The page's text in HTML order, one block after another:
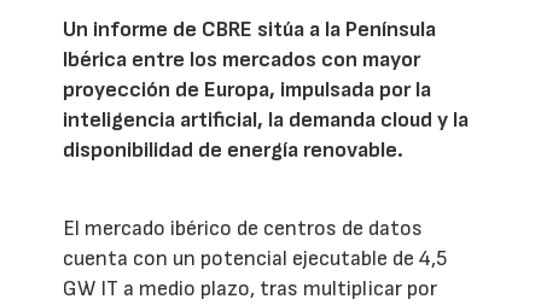
Un informe de CBRE sitúa a la Península
Ibérica entre los mercados con mayor
proyección de Europa, impulsada por la
inteligencia artificial, la demanda cloud y la
disponibilidad de energía renovable.
El mercado ibérico de centros de datos
cuenta con un potencial ejecutable de 4,5
GW IT a medio plazo, tras multiplicar por